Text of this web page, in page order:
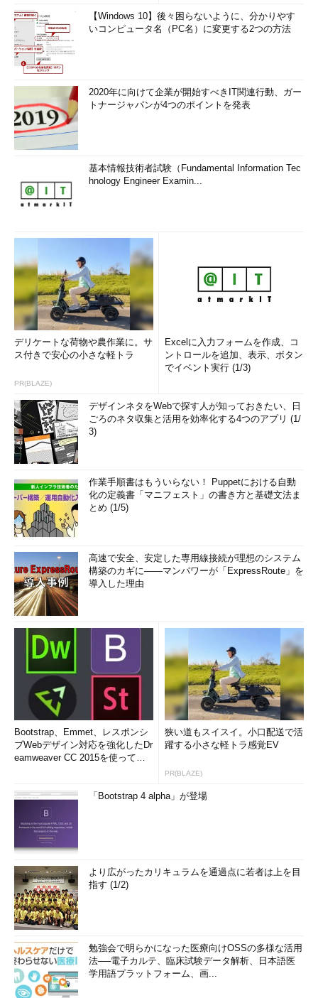
【Windows 10】後々困らないように、分かりやす
いコンピュータ名（PC名）に変更する2つの方法
2020年に向けて企業が開始すべきIT関連行動、ガー
トナージャパンが4つのポイントを発表
基本情報技術者試験（Fundamental Information Tec
hnology Engineer Examin...
デリケートな荷物や農作業に。サ
ス付きで安心の小さな軽トラ
PR(BLAZE)
Excelに入力フォームを作成、コ
ントロールを追加、表示、ボタン
でイベント実行 (1/3)
デザインネタをWebで探す人が知っておきたい、日
ごろのネタ収集と活用を効率化する4つのアプリ (1/
3)
作業手順書はもういらない！ Puppetにおける自動
化の定義書「マニフェスト」の書き方と基礎文法ま
とめ (1/5)
高速で安全、安定した専用線接続が理想のシステム
構築のカギに――マンパワーが「ExpressRoute」を
導入した理由
Bootstrap、Emmet、レスポンシ
ブWebデザイン対応を強化したDr
eamweaver CC 2015を使って
狭い道もスイスイ。小口配送で活
躍する小さな軽トラ感覚EV
PR(BLAZE)
「Bootstrap 4 alpha」が登場
より広がったカリキュラムを通過点に若者は上を目
指す (1/2)
勉強会で明らかになった医療向けOSSの多様な活用
法──電子カルテ、臨床試験データ解析、日本語医
学用語プラットフォーム、画...